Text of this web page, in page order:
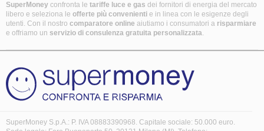
SuperMoney confronta le tariffe luce e gas dei fornitori di energia del mercato
libero e seleziona le offerte più convenienti e in linea con le esigenze degli
utenti. Con il nostro comparatore online aiutiamo i consumatori a risparmiare
e offriamo un servizio di consulenza gratuita personalizzata.
SuperMoney S.p.A.: P. IVA 08883390968. Capitale sociale: 50.000 euro.